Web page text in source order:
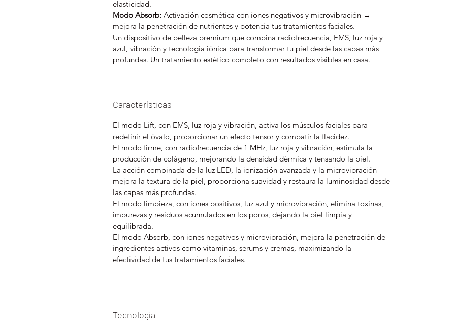
elasticidad.
Modo Absorb: Activación cosmética con iones negativos y microvibración →
mejora la penetración de nutrientes y potencia tus tratamientos faciales.
Un dispositivo de belleza premium que combina radiofrecuencia, EMS, luz roja y
azul, vibración y tecnología iónica para transformar tu piel desde las capas más
profundas. Un tratamiento estético completo con resultados visibles en casa.
Características
El modo Lift, con EMS, luz roja y vibración, activa los músculos faciales para
redefinir el óvalo, proporcionar un efecto tensor y combatir la flacidez.
El modo firme, con radiofrecuencia de 1 MHz, luz roja y vibración, estimula la
producción de colágeno, mejorando la densidad dérmica y tensando la piel.
La acción combinada de la luz LED, la ionización avanzada y la microvibración
mejora la textura de la piel, proporciona suavidad y restaura la luminosidad desde
las capas más profundas.
El modo limpieza, con iones positivos, luz azul y microvibración, elimina toxinas,
impurezas y residuos acumulados en los poros, dejando la piel limpia y
equilibrada.
El modo Absorb, con iones negativos y microvibración, mejora la penetración de
ingredientes activos como vitaminas, serums y cremas, maximizando la
efectividad de tus tratamientos faciales.
Tecnología